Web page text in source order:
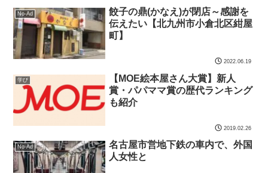
No-Ad
餃子の鼎(かなえ)が閉店～感謝を
伝えたい【北九州市小倉北区紺屋
町】
2022.06.19
学び
【MOE絵本屋さん大賞】新人
賞・パパママ賞の歴代ランキング
も紹介
2019.02.26
No-Ad
名古屋市営地下鉄の車内で、外国
人女性と